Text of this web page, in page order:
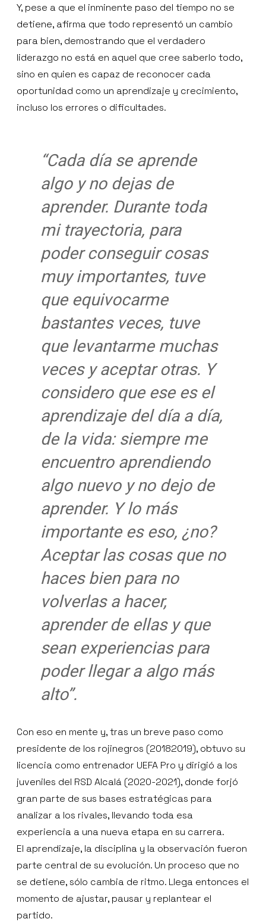
Y, pese a que el inminente paso del tiempo no se
detiene, afirma que todo representó un cambio
para bien, demostrando que el verdadero
liderazgo no está en aquel que cree saberlo todo,
sino en quien es capaz de reconocer cada
oportunidad como un aprendizaje y crecimiento,
incluso los errores o dificultades.
“Cada día se aprende
algo y no dejas de
aprender. Durante toda
mi trayectoria, para
poder conseguir cosas
muy importantes, tuve
que equivocarme
bastantes veces, tuve
que levantarme muchas
veces y aceptar otras. Y
considero que ese es el
aprendizaje del día a día,
de la vida: siempre me
encuentro aprendiendo
algo nuevo y no dejo de
aprender. Y lo más
importante es eso, ¿no?
Aceptar las cosas que no
haces bien para no
volverlas a hacer,
aprender de ellas y que
sean experiencias para
poder llegar a algo más
alto”.
Con eso en mente y, tras un breve paso como
presidente de los rojinegros (20182019), obtuvo su
licencia como entrenador UEFA Pro y dirigió a los
juveniles del RSD Alcalá (2020-2021), donde forjó
gran parte de sus bases estratégicas para
analizar a los rivales, llevando toda esa
experiencia a una nueva etapa en su carrera.
El aprendizaje, la disciplina y la observación fueron
parte central de su evolución. Un proceso que no
se detiene, sólo cambia de ritmo. Llega entonces el
momento de ajustar, pausar y replantear el
partido.